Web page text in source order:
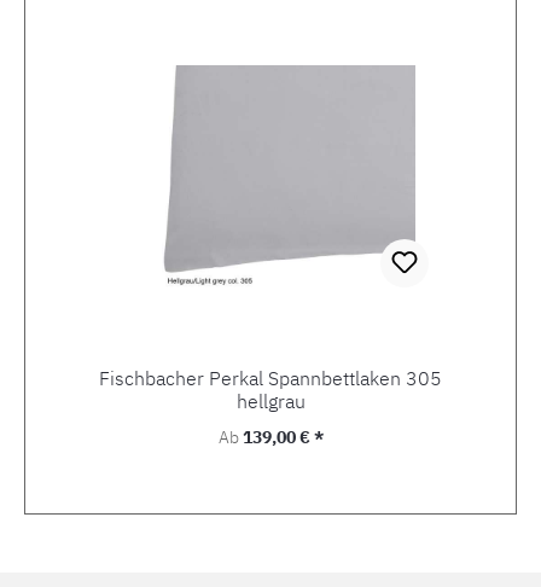
Fischbacher Perkal Spannbettlaken 305
hellgrau
Regulärer Preis:
Ab139,00 € *